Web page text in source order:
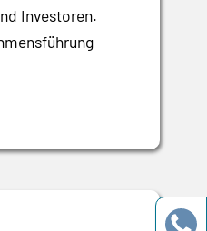
Investoren.